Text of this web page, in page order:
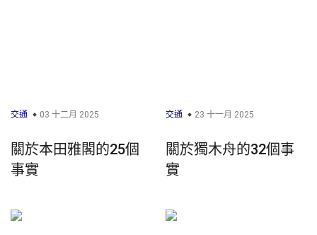
交通 03 十二月 2025
關於本田雅閣的25個
事實
交通 23 十一月 2025
關於獨木舟的32個事
實